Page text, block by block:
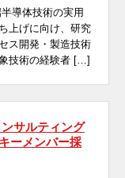
導体技術の実用
上げに向け、研究
ス開発・製造技術
技術の経験者 […]
サルティング
ーメンバー採